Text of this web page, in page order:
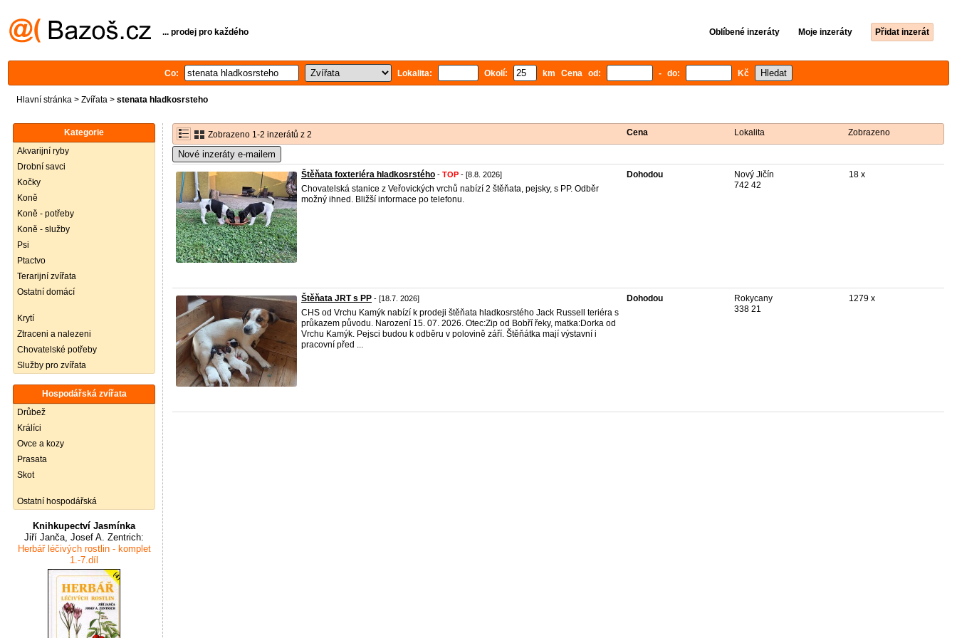
... prodej pro každého Oblíbené inzeráty Moje inzeráty Přidat inzerát
Co: Lokalita: Okolí: km Cena od: - do: Kč
Hlavní stránka > Zvířata > stenata hladkosrsteho
Kategorie
Akvarijní ryby
Drobní savci
Kočky
Koně
Koně - potřeby
Koně - služby
Psi
Ptactvo
Terarijní zvířata
Ostatní domácí
Krytí
Ztraceni a nalezeni
Chovatelské potřeby
Služby pro zvířata
Hospodářská zvířata
Drůbež
Králíci
Ovce a kozy
Prasata
Skot
Ostatní hospodářská
Knihkupectví Jasmínka
Jiří Janča, Josef A. Zentrich:
Herbář léčivých rostlin - komplet
1.-7.díl
Zobrazeno 1-2 inzerátů z 2 Cena Lokalita Zobrazeno
Nové inzeráty e-mailem
Štěňata foxteriéra hladkosrstého - TOP - [8.8. 2026]
Chovatelská stanice z Veřovických vrchů nabízí 2 štěňata, pejsky, s PP. Odběr
možný ihned. Bližší informace po telefonu.
Dohodou
Nový Jičín
742 42
18 x
Štěňata JRT s PP - [18.7. 2026]
CHS od Vrchu Kamýk nabízí k prodeji štěňata hladkosrstého Jack Russell teriéra s
průkazem původu. Narození 15. 07. 2026. Otec:Zip od Bobří řeky, matka:Dorka od
Vrchu Kamýk. Pejsci budou k odběru v polovině září. Štěňátka mají výstavní i
pracovní před ...
Dohodou
Rokycany
338 21
1279 x